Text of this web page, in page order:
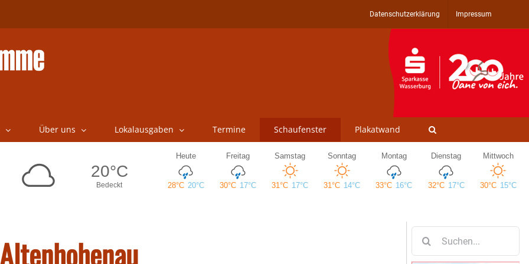
Datenschutzerklärung Impressum
Über uns Lokalausgaben Termine Schaufenster Plakatwand
nach: